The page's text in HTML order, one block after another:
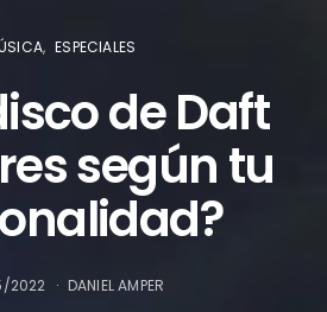
ESPECIALES
de Daft
según tu
2022 DANIEL AMPER